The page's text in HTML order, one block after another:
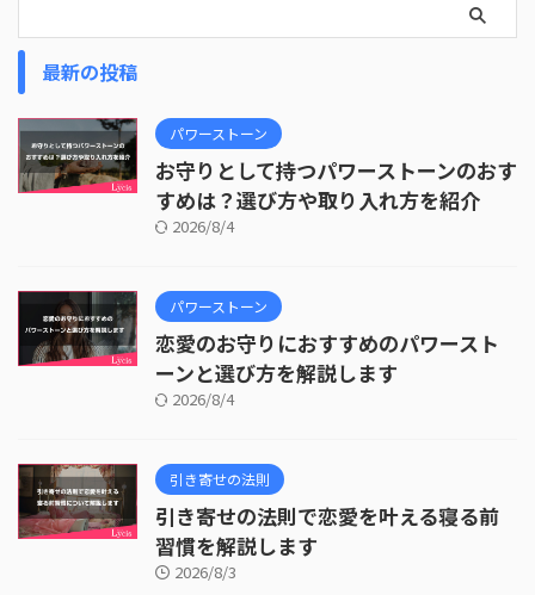
最新の投稿
パワーストーン
お守りとして持つパワーストーンのおす
すめは？選び方や取り入れ方を紹介
2026/8/4
パワーストーン
恋愛のお守りにおすすめのパワースト
ーンと選び方を解説します
2026/8/4
引き寄せの法則
引き寄せの法則で恋愛を叶える寝る前
習慣を解説します
2026/8/3